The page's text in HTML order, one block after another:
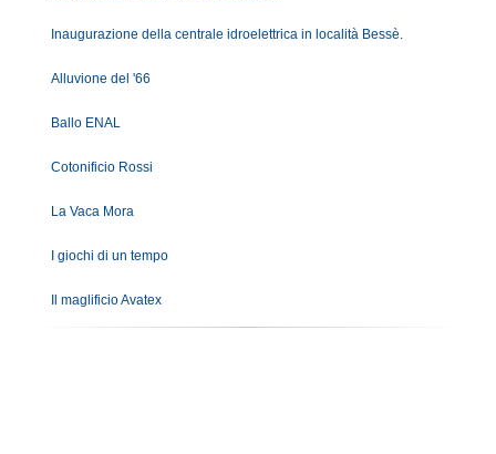
Inaugurazione della centrale idroelettrica in località Bessè.
Alluvione del '66
Ballo ENAL
Cotonificio Rossi
La Vaca Mora
I giochi di un tempo
Il maglificio Avatex